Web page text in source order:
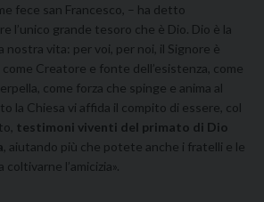
fece san Francesco, – ha detto
l’unico grande tesoro che è Dio. Dio è la
nostra vita: per voi, per noi, il Signore è
Creatore e fonte dell’esistenza, come
come forza che spinge e anima al
la Chiesa vi affida il compito di essere, col
testimoni viventi del primato di Dio
, aiutando più che potete anche i fratelli e le
l’amicizia».